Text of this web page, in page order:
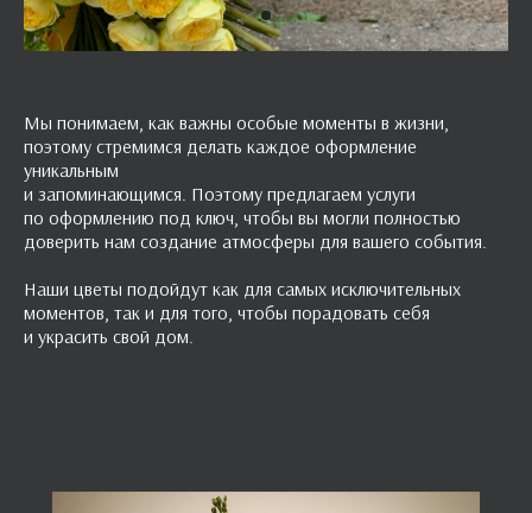
Мы понимаем, как важны особые моменты в жизни,
поэтому стремимся делать каждое оформление
уникальным
и запоминающимся. Поэтому предлагаем услуги
по оформлению под ключ, чтобы вы могли полностью
доверить нам создание атмосферы для вашего события.
Наши цветы подойдут как для самых исключительных
моментов, так и для того, чтобы порадовать себя
и украсить свой дом.